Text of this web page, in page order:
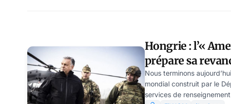
Hongrie : l’«
prépare sa
Nous terminons
mondial construit par le
services de